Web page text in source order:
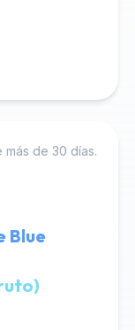
más de 30 días.
Blue